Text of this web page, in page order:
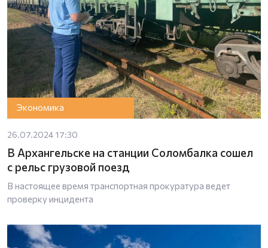
Экономика
26.07.2024 17:30
В Архангельске на станции Соломбалка сошел
с рельс грузовой поезд
В настоящее время транспортная прокуратура ведет
проверку инцидента